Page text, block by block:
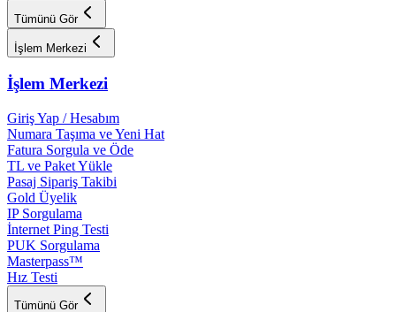
Tümünü Gör
İşlem Merkezi
İşlem Merkezi
Giriş Yap / Hesabım
Numara Taşıma ve Yeni Hat
Fatura Sorgula ve Öde
TL ve Paket Yükle
Pasaj Sipariş Takibi
Gold Üyelik
IP Sorgulama
İnternet Ping Testi
PUK Sorgulama
Masterpass™
Hız Testi
Tümünü Gör